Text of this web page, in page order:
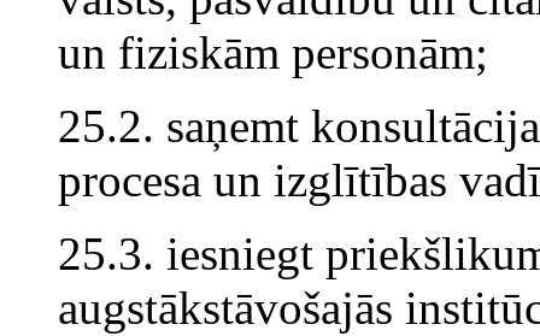
un fiziskām personām;
25.2. saņemt
procesa un izglītības
25.3. iesniegt
augstākstāvošajās